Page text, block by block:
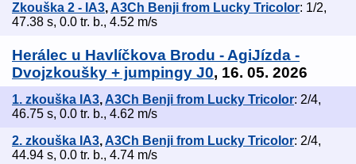
Zkouška 2 - IA3,A3Ch Benji from Lucky Tricolor: 1/2,
47.38 s, 0.0 tr. b., 4.52 m/s
Herálec u Havlíčkova Brodu - AgiJízda -
Dvojzkoušky + jumpingy J0, 16. 05. 2026
1. zkouška IA3, A3Ch Benji from Lucky Tricolor: 2/4,
46.75 s, 0.0 tr. b., 4.62 m/s
2. zkouška IA3,A3Ch Benji from Lucky Tricolor: 2/4,
44.94 s, 0.0 tr. b., 4.74 m/s